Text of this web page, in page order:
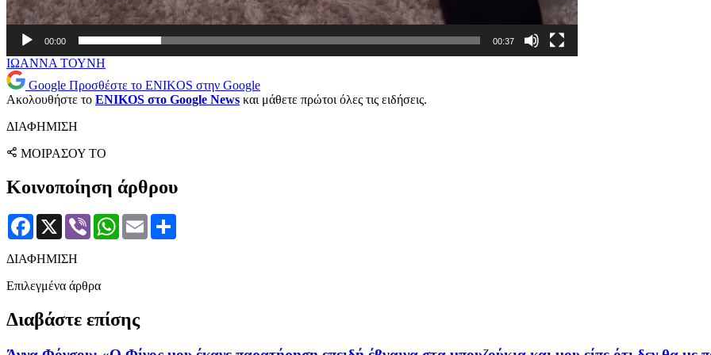
00:00 00:37
ΙΩΑΝΝΑ ΤΟΥΝΗ
Google Προσθέστε το ENIKOS στην Google
Ακολουθήστε το ENIKOS στο Google News και μάθετε πρώτοι όλες τις ειδήσεις.
ΔΙΑΦΗΜΙΣΗ
ΜΟΙΡΑΣΟΥ ΤΟ
Κοινοποίηση άρθρου
Facebook
X Viber WhatsApp
Email
ΔΙΑΦΗΜΙΣΗ
Επιλεγμένα άρθρα
Διαβάστε επίσης